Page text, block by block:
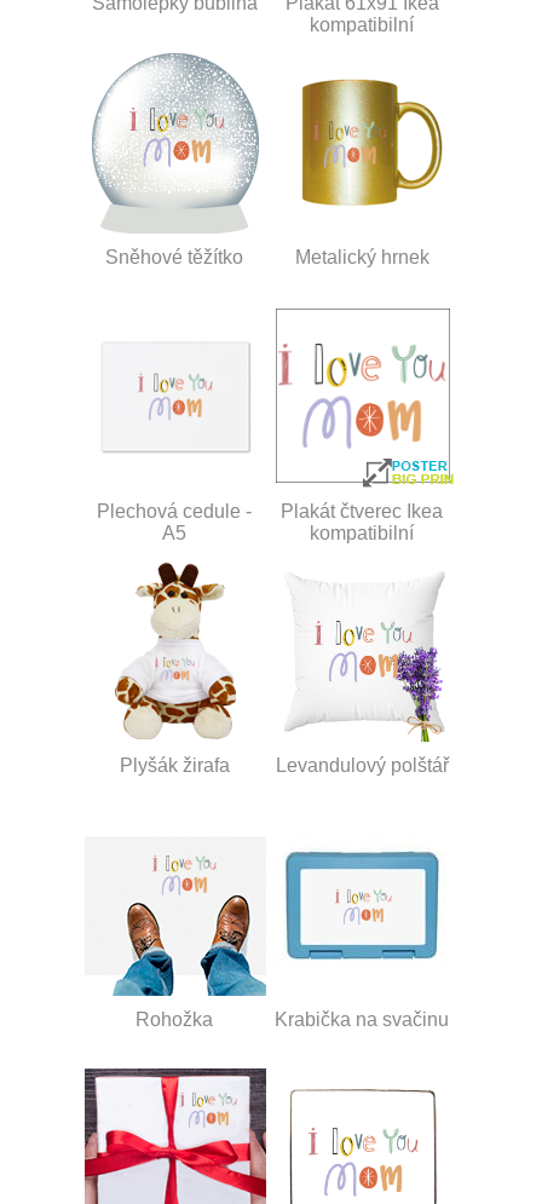
kompatibilní
Sněhové těžítko Metalický hrnek
Plechová cedule -
A5
Plakát čtverec Ikea
kompatibilní
Plyšák žirafa Levandulový polštář
Rohožka Krabička na svačinu